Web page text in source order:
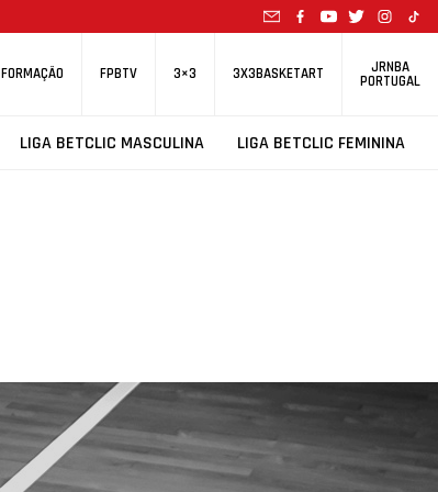
FORMAÇÃO FPBTV 3×3 3X3BASKETART JRNBA
PORTUGAL
LIGA BETCLIC MASCULINA LIGA BETCLIC FEMININA